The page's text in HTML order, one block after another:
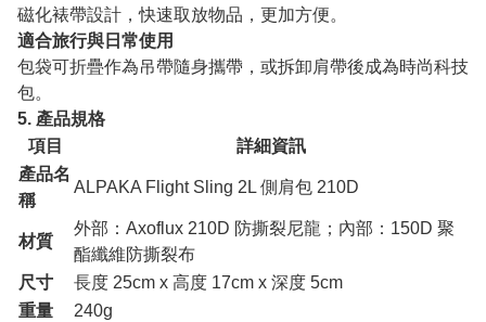
磁化裱帶設計，快速取放物品，更加方便。
適合旅行與日常使用
包袋可折疊作為吊帶隨身攜帶，或拆卸肩帶後成為時尚科技
包。
5. 產品規格
項目
詳細資訊
產品名
稱
ALPAKA Flight Sling 2L 側肩包 210D
材質
外部：Axoflux 210D 防撕裂尼龍；內部：150D 聚
酯纖維防撕裂布
尺寸
長度 25cm x 高度 17cm x 深度 5cm
重量
240g